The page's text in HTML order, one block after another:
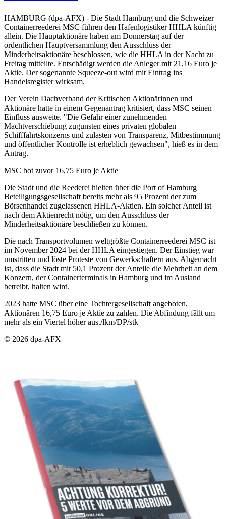
HAMBURG (dpa-AFX) - Die Stadt Hamburg und die Schweizer
Containerreederei MSC führen den Hafenlogistiker HHLA künftig
allein. Die Hauptaktionäre haben am Donnerstag auf der
ordentlichen Hauptversammlung den Ausschluss der
Minderheitsaktionäre beschlossen, wie die HHLA in der Nacht zu
Freitag mitteilte. Entschädigt werden die Anleger mit 21,16 Euro je
Aktie. Der sogenannte Squeeze-out wird mit Eintrag ins
Handelsregister wirksam.
Der Verein Dachverband der Kritischen Aktionärinnen und
Aktionäre hatte in einem Gegenantrag kritisiert, dass MSC seinen
Einfluss ausweite. "Die Gefahr einer zunehmenden
Machtverschiebung zugunsten eines privaten globalen
Schifffahrtskonzerns und zulasten von Transparenz, Mitbestimmung
und öffentlicher Kontrolle ist erheblich gewachsen", hieß es in dem
Antrag.
MSC bot zuvor 16,75 Euro je Aktie
Die Stadt und die Reederei hielten über die Port of Hamburg
Beteiligungsgesellschaft bereits mehr als 95 Prozent der zum
Börsenhandel zugelassenen HHLA-Aktien. Ein solcher Anteil ist
nach dem Aktienrecht nötig, um den Ausschluss der
Minderheitsaktionäre beschließen zu können.
Die nach Transportvolumen weltgrößte Containerreederei MSC ist
im November 2024 bei der HHLA eingestiegen. Der Einstieg war
umstritten und löste Proteste von Gewerkschaftern aus. Abgemacht
ist, dass die Stadt mit 50,1 Prozent der Anteile die Mehrheit an dem
Konzern, der Containerterminals in Hamburg und im Ausland
betreibt, halten wird.
2023 hatte MSC über eine Tochtergesellschaft angeboten,
Aktionären 16,75 Euro je Aktie zu zahlen. Die Abfindung fällt um
mehr als ein Viertel höher aus./lkm/DP/stk
© 2026 dpa-AFX